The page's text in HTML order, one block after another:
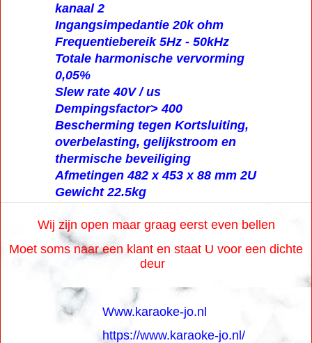
kanaal 2
Ingangsimpedantie 20k ohm
Frequentiebereik 5Hz - 50kHz
Totale harmonische vervorming
0,05%
Slew rate 40V / us
Dempingsfactor> 400
Bescherming tegen Kortsluiting,
overbelasting, gelijkstroom en
thermische beveiliging
Afmetingen 482 x 453 x 88 mm 2U
Gewicht 22.5kg
Wij zijn open maar graag eerst even bellen
Moet soms naar een klant en staat U voor een dichte
deur
Www.karaoke-jo.nl
https://www.karaoke-jo.nl/